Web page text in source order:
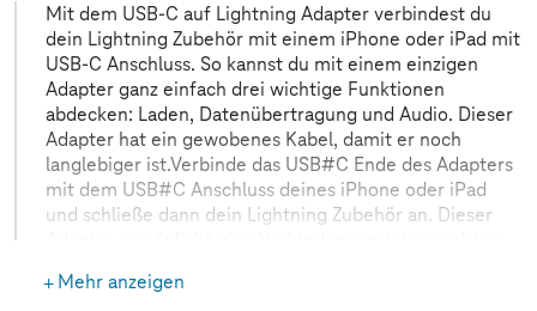
Mit dem USB-C auf Lightning Adapter verbindest du
dein Lightning Zubehör mit einem iPhone oder iPad mit
USB-C Anschluss. So kannst du mit einem einzigen
Adapter ganz einfach drei wichtige Funktionen
abdecken: Laden, Datenübertragung und Audio. Dieser
Adapter hat ein gewobenes Kabel, damit er noch
langlebiger ist.Verbinde das USB#C Ende des Adapters
mit dem USB#C Anschluss deines iPhone oder iPad
und schließe dann dein Lightning Zubehör an. Dieser
kannst auch ein USB Kabel von deinem Auto direkt mit
Mehr anzeigen